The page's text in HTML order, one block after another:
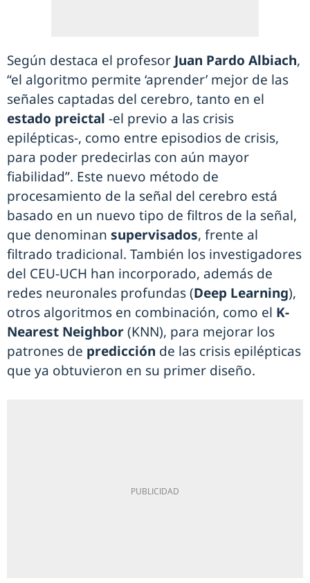
Según destaca el profesor Juan Pardo Albiach,
“el algoritmo permite ‘aprender’ mejor de las
señales captadas del cerebro, tanto en el
estado preictal -el previo a las crisis
epilépticas-, como entre episodios de crisis,
para poder predecirlas con aún mayor
fiabilidad”. Este nuevo método de
procesamiento de la señal del cerebro está
basado en un nuevo tipo de filtros de la señal,
que denominan supervisados, frente al
filtrado tradicional. También los investigadores
del CEU-UCH han incorporado, además de
redes neuronales profundas (Deep Learning),
otros algoritmos en combinación, como el K-
Nearest Neighbor(KNN), para mejorar los
patrones de predicción de las crisis epilépticas
que ya obtuvieron en su primer diseño.